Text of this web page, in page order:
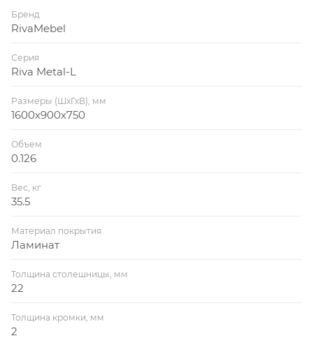
Бренд
RivaMebel
Серия
Riva Metal-L
Размеры (ШхГхВ), мм
1600х900х750
Объем
0.126
Вес, кг
35.5
Материал покрытия
Ламинат
Толщина столешницы, мм
22
Толщина кромки, мм
2